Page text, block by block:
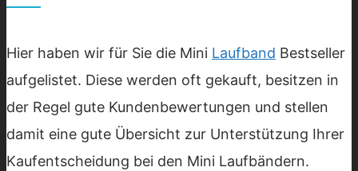
Hier haben wir für Sie die Mini Laufband Bestseller
aufgelistet. Diese werden oft gekauft, besitzen in
der Regel gute Kundenbewertungen und stellen
damit eine gute Übersicht zur Unterstützung Ihrer
Kaufentscheidung bei den Mini Laufbändern.